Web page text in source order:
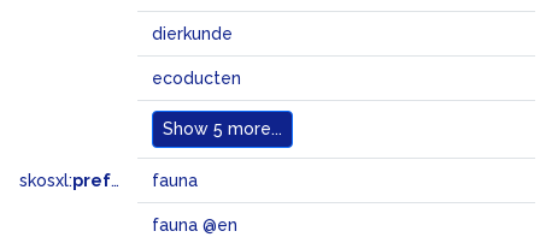
dierkunde
ecoducten
Show 5 more...
skosxl:prefLabel fauna
fauna @en